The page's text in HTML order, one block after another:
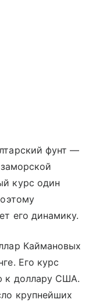
фунт —
курс один
его динамику.
Каймановых
Его курс
к доллару США.
крупнейших